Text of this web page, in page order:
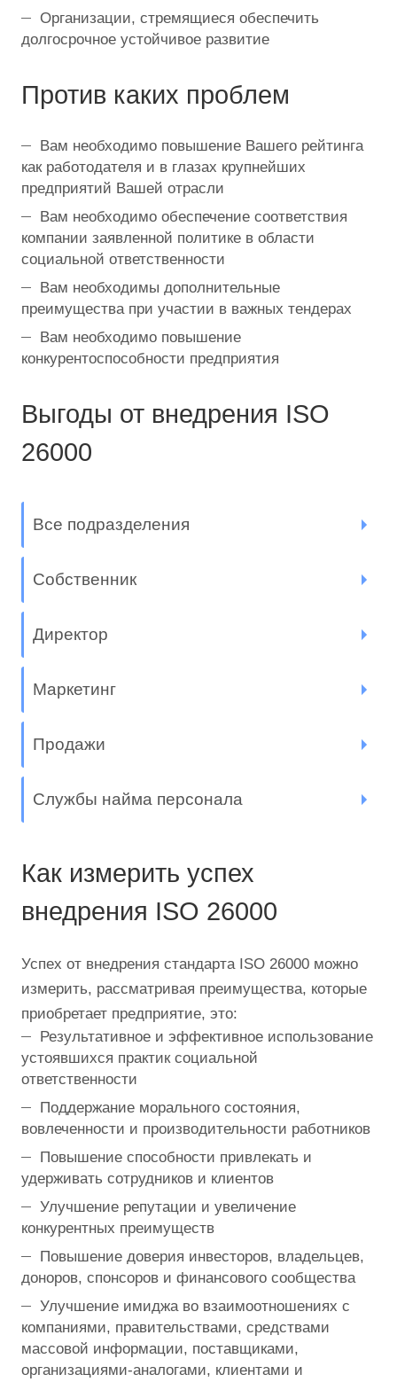
Организации, стремящиеся обеспечить
долгосрочное устойчивое развитие
Против каких проблем
Вам необходимо повышение Вашего рейтинга
как работодателя и в глазах крупнейших
предприятий Вашей отрасли
Вам необходимо обеспечение соответствия
компании заявленной политике в области
социальной ответственности
Вам необходимы дополнительные
преимущества при участии в важных тендерах
Вам необходимо повышение
конкурентоспособности предприятия
Выгоды от внедрения ISO
26000
Все подразделения
Собственник
Директор
Маркетинг
Продажи
Службы найма персонала
Как измерить успех
внедрения ISO 26000
Успех от внедрения стандарта ISO 26000 можно
измерить, рассматривая преимущества, которые
приобретает предприятие, это:
Результативное и эффективное использование
устоявшихся практик социальной
ответственности
Поддержание морального состояния,
вовлеченности и производительности работников
Повышение способности привлекать и
удерживать сотрудников и клиентов
Улучшение репутации и увеличение
конкурентных преимуществ
Повышение доверия инвесторов, владельцев,
доноров, спонсоров и финансового сообщества
Улучшение имиджа во взаимоотношениях с
компаниями, правительствами, средствами
массовой информации, поставщиками,
организациями-аналогами, клиентами и